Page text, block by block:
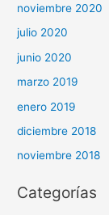
noviembre 2020
julio 2020
junio 2020
marzo 2019
enero 2019
diciembre 2018
noviembre 2018
Categorías